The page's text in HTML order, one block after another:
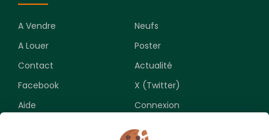
A Vendre
Neufs
A Louer
Poster
Contact
Actualité
Facebook
X (Twitter)
Aide
Connexion